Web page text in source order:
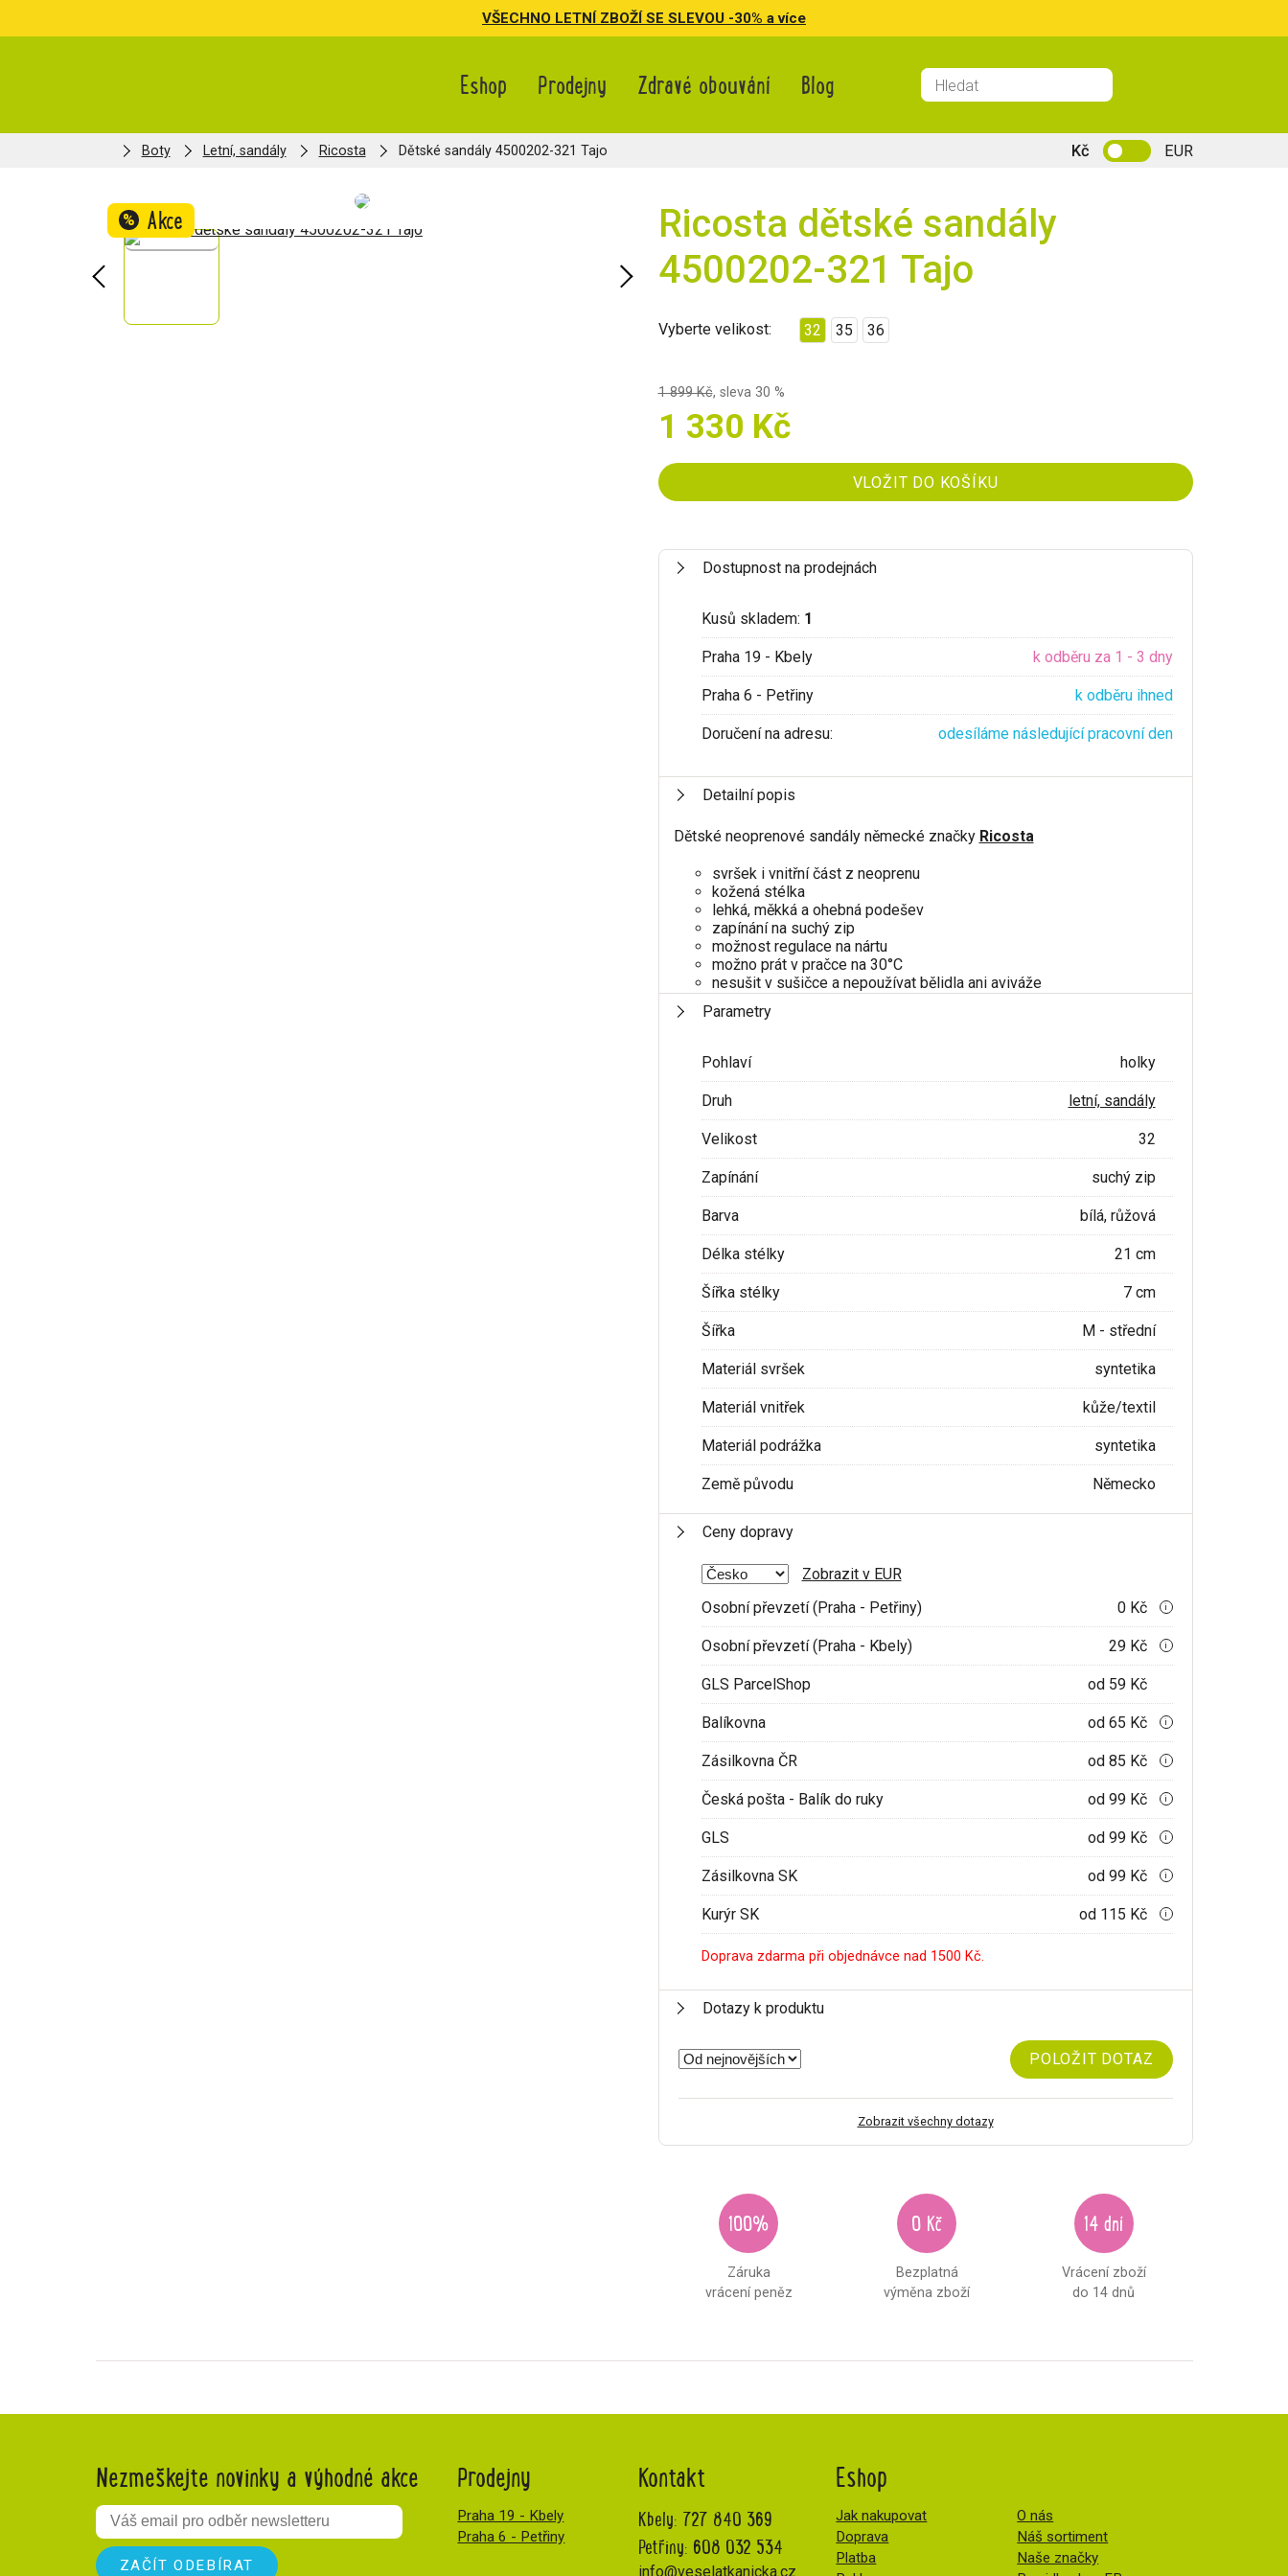
VŠECHNO LETNÍ ZBOŽÍ SE SLEVOU -30% a více
Eshop Prodejny Zdravé obouvání Blog
Boty Letní, sandály Ricosta Dětské sandály 4500202-321 Tajo Kč EUR
% Akce
Ricosta dětské sandály
4500202-321 Tajo
Vyberte velikost: 32 35 36
1 899 Kč, sleva 30 %
1 330 Kč
Dostupnost na prodejnách
Kusů skladem: 1
Praha 19 - Kbely k odběru za 1 - 3 dny
Praha 6 - Petřiny k odběru ihned
Doručení na adresu: odesíláme následující pracovní den
Detailní popis
Dětské neoprenové sandály německé značky Ricosta
svršek i vnitřní část z neoprenu
kožená stélka
lehká, měkká a ohebná podešev
zapínání na suchý zip
možnost regulace na nártu
možno prát v pračce na 30°C
nesušit v sušičce a nepoužívat bělidla ani aviváže
Parametry
Pohlaví holky
Druh letní, sandály
Velikost 32
Zapínání suchý zip
Barva bílá, růžová
Délka stélky 21 cm
Šířka stélky 7 cm
Šířka M - střední
Materiál svršek syntetika
Materiál vnitřek kůže/textil
Materiál podrážka syntetika
Země původu Německo
Ceny dopravy
Zobrazit v EUR
Osobní převzetí (Praha - Petřiny)
0 Kč i
Osobní převzetí (Praha - Kbely) 29 Kč i
GLS ParcelShop od 59 Kč
Balíkovna od 65 Kč i
Zásilkovna ČR od 85 Kč i
Česká pošta - Balík do ruky od 99 Kč i
GLS od 99 Kč i
Zásilkovna SK od 99 Kč i
Kurýr SK od 115 Kč i
Doprava zdarma při objednávce nad 1500 Kč.
Dotazy k produktu
POLOŽIT DOTAZ
Zobrazit všechny dotazy
100%
Záruka
vrácení peněz
0 Kč
Bezplatná
výměna zboží
14 dní
Vrácení zboží
do 14 dnů
Nezmeškejte novinky a výhodné akce Prodejny
Praha 19 - Kbely
Praha 6 - Petřiny
Kontakt
Kbely: 727 840 369
Petřiny: 608 032 534
info@veselatkanicka.cz
Eshop
Jak nakupovat
Doprava
Platba
O nás
Náš sortiment
Naše značky